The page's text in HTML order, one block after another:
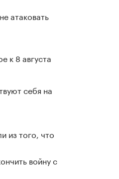
атаковать
к 8 августа
себя на
из того, что
войну с